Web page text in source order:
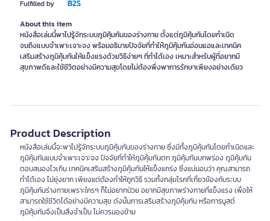
Fulfilled by B2S
About this item
หนังสือเล่มนี้พาไปรู้จักระบบภูมิคุ้มกันของร่างกาย ตั้งแต่ภูมิคุ้มกันโดยกำเนิด
จนถึงแบบจำเพาะเจาะจง พร้อมอธิบายปัจจัยที่ทำให้ภูมิคุ้มกันอ่อนแอและเทคนิค
เสริมสร้างภูมิคุ้มกันให้แข็งแรงด้วยวิธีง่ายๆ ที่ทำได้เอง เหมาะสำหรับผู้ที่อยากมี
สุขภาพดีและใช้ชีวิตอย่างมีความสุขโดยไม่ต้องพึ่งพาการรักษาเพียงอย่างเดียว
Product Description
หนังสือเล่มนี้จะพาไปรู้จักระบบภูมิคุ้มกันของร่างกาย ซึ่งมีทั้งภูมิคุ้มกันโดยกำเนิดและ
ภูมิคุ้มกันแบบจำเพาะเจาะจง ปัจจัยที่ทำให้ภูมิคุ้มกันตก ภูมิคุ้มกันบกพร่อง ภูมิคุ้มกัน
ตอบสนองไวเกิน เทคนิคเสริมสร้างภูมิคุ้มกันให้แข็งแกร่ง ซึ่งแน่นอนว่า คุณสามารถ
ทำได้เอง ไม่ยุ่งยาก เพียงแต่ต้องทำให้ถูกวิธี รวมทั้งกลุ่มโรคที่เกี่ยวข้องกับระบบ
ภูมิคุ้มกันร่างกายเพราะใครๆ ก็ไม่อยากป่วย อยากมีสุขภาพร่างกายที่แข็งแรง เพื่อให้
สามารถใช้ชีวิตได้อย่างมีความสุข ดังนั้นการเสริมสร้างภูมิคุ้มกัน หรือการบูสต์
ภูมิคุ้มกันจึงเป็นสิ่งจำเป็น ไม่ควรมองข้าม